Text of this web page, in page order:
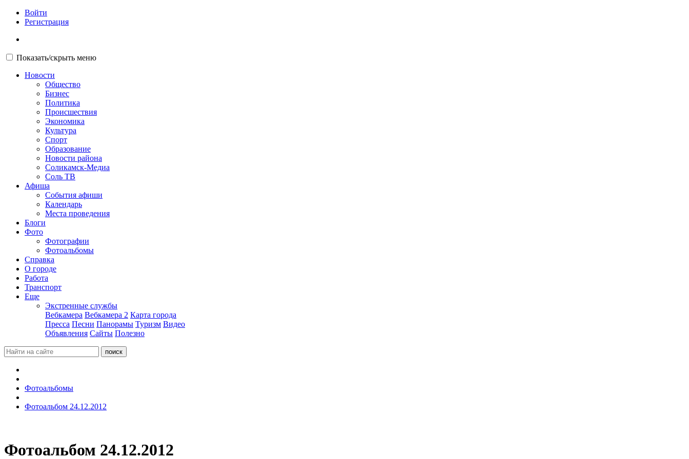
Войти
Регистрация
Показать/скрыть меню
Новости
Общество
Бизнес
Политика
Происшествия
Экономика
Культура
Спорт
Образование
Новости района
Соликамск-Медиа
Соль ТВ
Афиша
События афиши
Календарь
Места проведения
Блоги
Фото
Фотографии
Фотоальбомы
Справка
О городе
Работа
Транспорт
Еще
Экстренные службы
Вебкамера Вебкамера 2 Карта города
Пресса Песни Панорамы Туризм Видео
Объявления Сайты Полезно
Фотоальбомы
Фотоальбом 24.12.2012
Фотоальбом 24.12.2012